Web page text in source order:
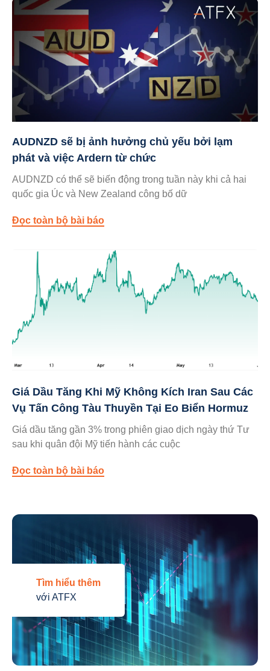
AUDNZD sẽ bị ảnh hưởng chủ yếu bởi lạm
phát và việc Ardern từ chức
AUDNZD có thể sẽ biến động trong tuần này khi cả hai
quốc gia Úc và New Zealand công bố dữ
Đọc toàn bộ bài báo
Giá Dầu Tăng Khi Mỹ Không Kích Iran Sau Các
Vụ Tấn Công Tàu Thuyền Tại Eo Biển Hormuz
Giá dầu tăng gần 3% trong phiên giao dịch ngày thứ Tư
sau khi quân đội Mỹ tiến hành các cuộc
Đọc toàn bộ bài báo
Tìm hiểu thêm
với ATFX